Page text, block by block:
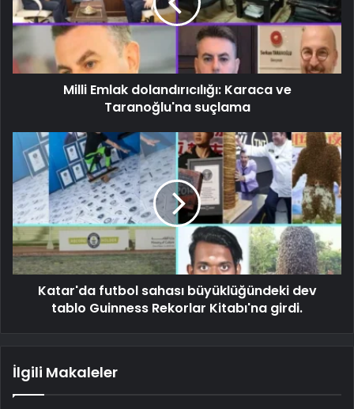
Milli Emlak dolandırıcılığı: Karaca ve
Taranoğlu'na suçlama
Katar'da futbol sahası büyüklüğündeki dev
tablo Guinness Rekorlar Kitabı'na girdi.
İlgili Makaleler